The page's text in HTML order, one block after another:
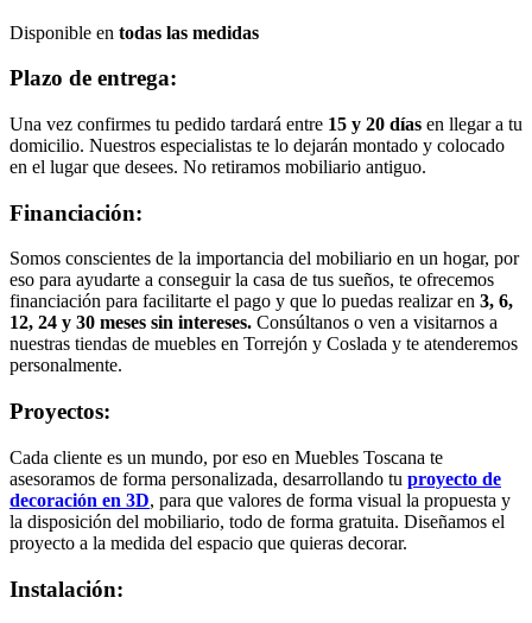
Disponible en todas las medidas
Plazo de entrega:
Una vez confirmes tu pedido tardará entre 15 y 20 días en llegar a tu
domicilio. Nuestros especialistas te lo dejarán montado y colocado
en el lugar que desees. No retiramos mobiliario antiguo.
Financiación:
Somos conscientes de la importancia del mobiliario en un hogar, por
eso para ayudarte a conseguir la casa de tus sueños, te ofrecemos
financiación para facilitarte el pago y que lo puedas realizar en 3, 6,
12, 24 y 30 meses sin intereses. Consúltanos o ven a visitarnos a
nuestras tiendas de muebles en Torrejón y Coslada y te atenderemos
personalmente.
Proyectos:
Cada cliente es un mundo, por eso en Muebles Toscana te
asesoramos de forma personalizada, desarrollando tu proyecto de
decoración en 3D, para que valores de forma visual la propuesta y
la disposición del mobiliario, todo de forma gratuita. Diseñamos el
proyecto a la medida del espacio que quieras decorar.
Instalación: